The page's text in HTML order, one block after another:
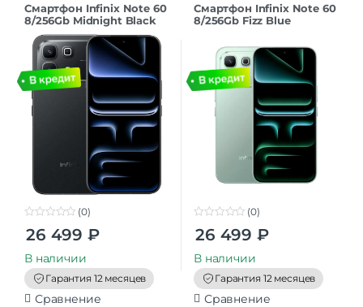
Смартфон Infinix Note 60
8/256Gb Midnight Black
o
t
o
f
5
(0)
26 499 ₽
В наличии
Гарантия 12 месяцев
Сравнение
Смартфон Infinix Note 60
8/256Gb Fizz Blue
o
t
o
f
5
(0)
26 499 ₽
В наличии
Гарантия 12 месяцев
Сравнение